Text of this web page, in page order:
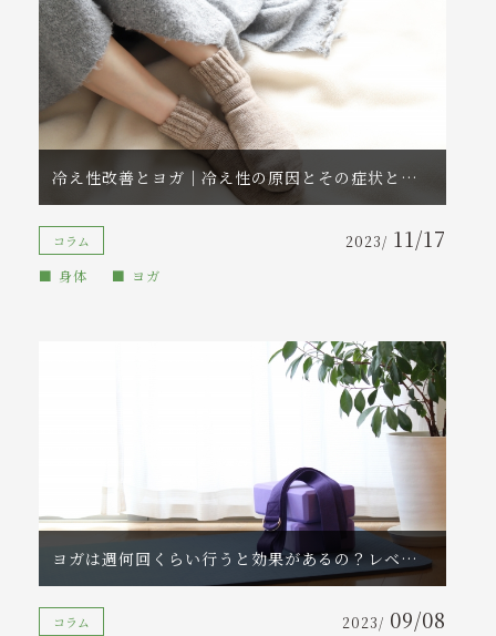
コラム 2023/ 11/17
身体 ヨガ
冷え性改善とヨガ｜冷え性の原因とその症状とは？改善が期待できるヨガポーズと暮らしのヒントをご紹介
コラム 2023/ 09/08
ヨガは週何回くらい行うと効果があるの？レベル別・目的別に徹底解説！